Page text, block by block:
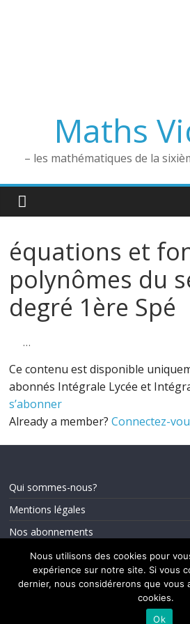
Maths
– les mathématiques de la
équations et
polynômes du
degré 1ère Spé
…
Ce contenu est disponible
abonnés Intégrale Lycée et
s’abonner
Already a member?Connectez-
Qui sommes-nous?
Mentions légales
Nos abonnements
Maths Videos
Nous utilisons des cookies pour
expérience sur notre site. Si vous
dernier, nous considérerons que vous
cookies.
Ok